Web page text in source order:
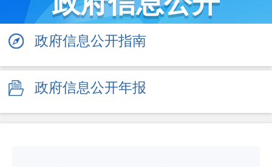
政府信息公开指南
政府信息公开年报